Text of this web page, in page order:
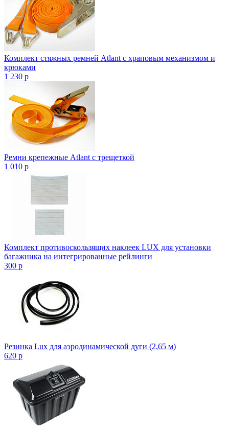
Комплект стяжных ремней Atlant с храповым механизмом и
крюками
1 230 p
Ремни крепежные Atlant с трещеткой
1 010 p
Комплект противоскользящих наклеек LUX для установки
багажника на интегрированные рейлинги
300 p
Резинка Lux для аэродинамической дуги (2,65 м)
620 p